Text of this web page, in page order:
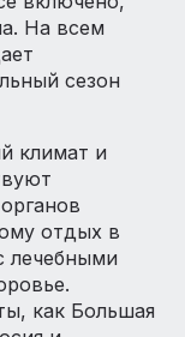
На всем
сезон
климат и
отдых в
лечебными
как Большая